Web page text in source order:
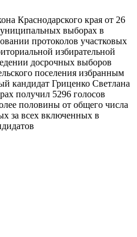
Краснодарского края от 26
выборах в
протоколов участковых
избирательной
досрочных выборов
поселения избранным
кандидат Гриценко Светлана
получил 5296 голосов
половины от общего числа
за всех включенных в